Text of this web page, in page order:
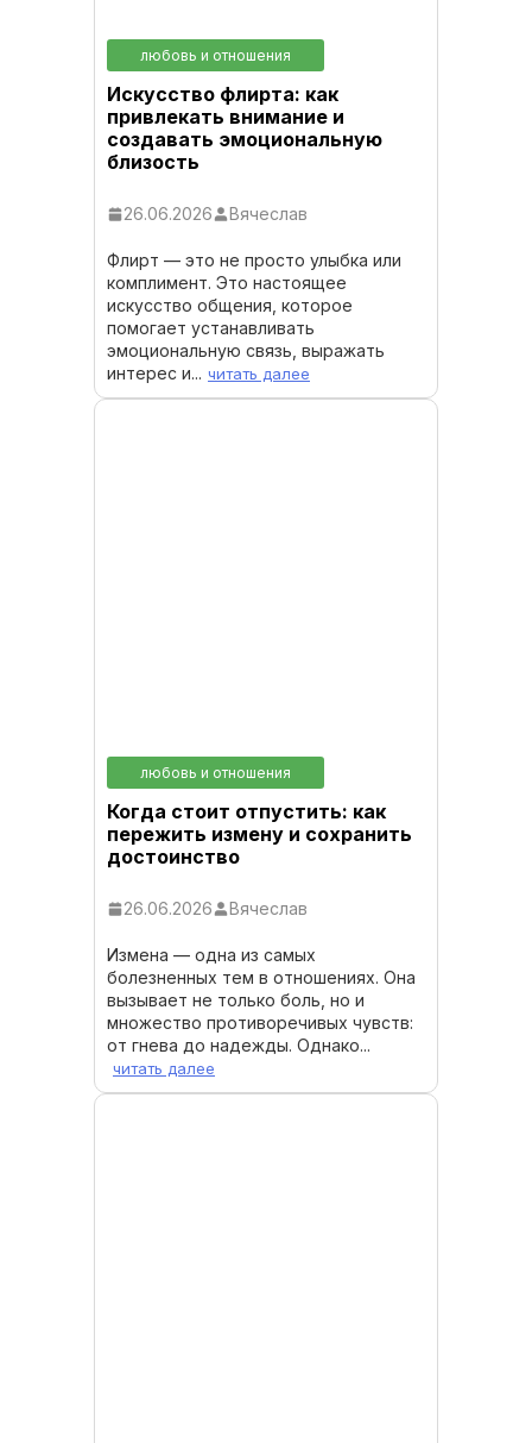
любовь и отношения
Искусство флирта: как
привлекать внимание и
создавать эмоциональную
близость
26.06.2026 Вячеслав
Флирт — это не просто улыбка или
комплимент. Это настоящее
искусство общения, которое
помогает устанавливать
эмоциональную связь, выражать
интерес и... читать далее
любовь и отношения
Когда стоит отпустить: как
пережить измену и сохранить
достоинство
26.06.2026 Вячеслав
Измена — одна из самых
болезненных тем в отношениях. Она
вызывает не только боль, но и
множество противоречивых чувств:
от гнева до надежды. Однако...
читать далее